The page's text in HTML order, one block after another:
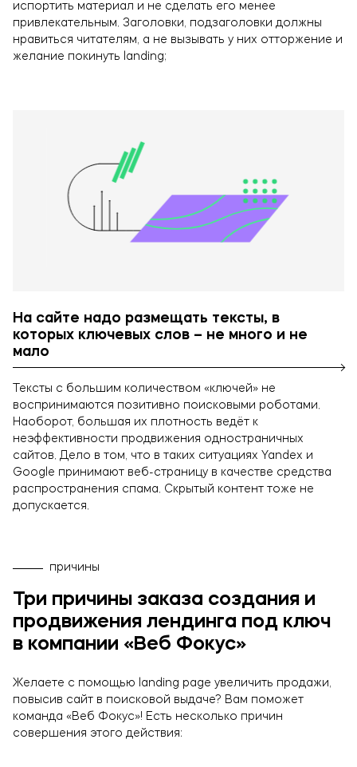
испортить материал и не сделать его менее
привлекательным. Заголовки, подзаголовки должны
нравиться читателям, а не вызывать у них отторжение и
желание покинуть landing;
На сайте надо размещать тексты, в
которых ключевых слов – не много и не
мало
Тексты с большим количеством «ключей» не
воспринимаются позитивно поисковыми роботами.
Наоборот, большая их плотность ведёт к
неэффективности продвижения одностраничных
сайтов. Дело в том, что в таких ситуациях Yandex и
Google принимают веб-страницу в качестве средства
распространения спама. Скрытый контент тоже не
допускается.
причины
Три причины заказа создания и
продвижения лендинга под ключ
в компании «Веб Фокус»
Желаете с помощью landing page увеличить продажи,
повысив сайт в поисковой выдаче? Вам поможет
команда «Веб Фокус»! Есть несколько причин
совершения этого действия: